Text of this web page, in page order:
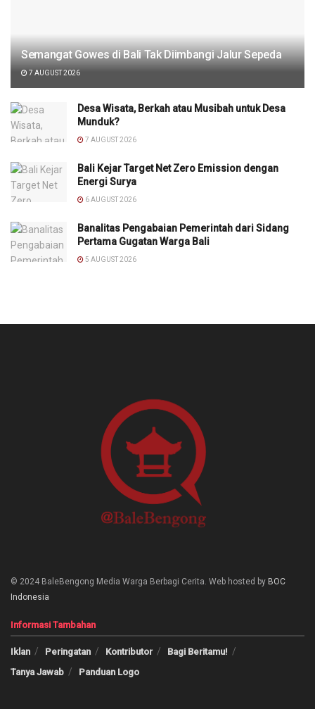
Semangat Gowes di Bali Tak Diimbangi Jalur Sepeda
7 AUGUST 2026
Desa Wisata, Berkah atau Musibah untuk Desa
Munduk?
7 AUGUST 2026
Bali Kejar Target Net Zero Emission dengan
Energi Surya
6 AUGUST 2026
Banalitas Pengabaian Pemerintah dari Sidang
Pertama Gugatan Warga Bali
5 AUGUST 2026
© 2024 BaleBengong Media Warga Berbagi Cerita. Web hosted by BOC
Indonesia
Informasi Tambahan
Iklan Peringatan Kontributor
Bagi Beritamu!
Tanya Jawab
Panduan Logo